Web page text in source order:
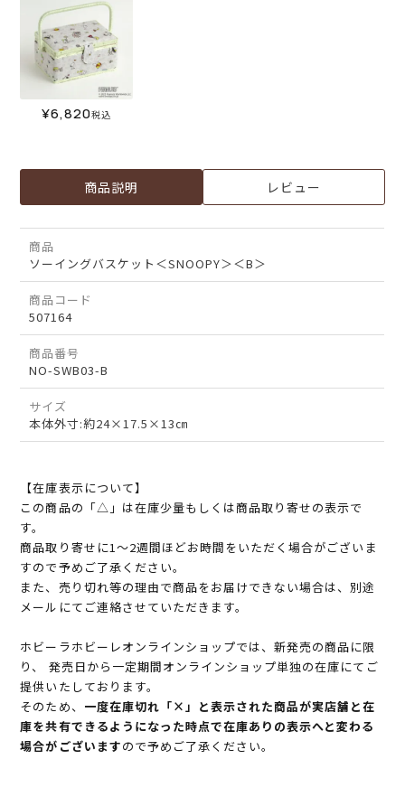
¥6,820税込
商品説明 レビュー
商品
ソーイングバスケット＜SNOOPY＞＜B＞
商品コード
507164
商品番号
NO-SWB03-B
サイズ
本体外寸:約24×17.5×13㎝
【在庫表示について】
この商品の「△」は在庫少量もしくは商品取り寄せの表示で
す。
商品取り寄せに1～2週間ほどお時間をいただく場合がございま
すので予めご了承ください。
また、売り切れ等の理由で商品をお届けできない場合は、別途
メールにてご連絡させていただきます。
ホビーラホビーレオンラインショップでは、新発売の商品に限
り、 発売日から一定期間オンラインショップ単独の在庫にてご
提供いたしております。
そのため、 一度在庫切れ「×」と表示された商品が実店舗と在
庫を共有できるようになった時点で在庫ありの表示へと変わる
場合がございますので予めご了承ください。